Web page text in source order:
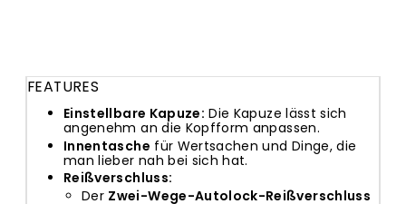
FEATURES
Einstellbare Kapuze: Die Kapuze lässt sich
angenehm an die Kopfform anpassen.
Innentasche für Wertsachen und Dinge, die
man lieber nah bei sich hat.
Reißverschluss:
Der Zwei-Wege-Autolock-Reißverschluss